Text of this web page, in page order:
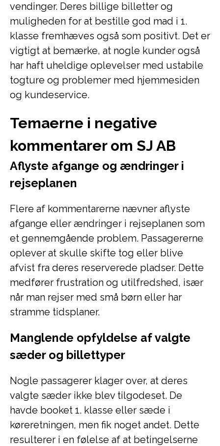
vendinger. Deres billige billetter og
muligheden for at bestille god mad i 1.
klasse fremhæves også som positivt. Det er
vigtigt at bemærke, at nogle kunder også
har haft uheldige oplevelser med ustabile
togture og problemer med hjemmesiden
og kundeservice.
Temaerne i negative
kommentarer om SJ AB
Aflyste afgange og ændringer i
rejseplanen
Flere af kommentarerne nævner aflyste
afgange eller ændringer i rejseplanen som
et gennemgående problem. Passagererne
oplever at skulle skifte tog eller blive
afvist fra deres reserverede pladser. Dette
medfører frustration og utilfredshed, især
når man rejser med små børn eller har
stramme tidsplaner.
Manglende opfyldelse af valgte
sæder og billettyper
Nogle passagerer klager over, at deres
valgte sæder ikke blev tilgodeset. De
havde booket 1. klasse eller sæde i
køreretningen, men fik noget andet. Dette
resulterer i en følelse af at betingelserne